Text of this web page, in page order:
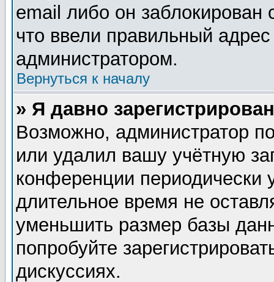
email либо он
что ввели правильный
администратором.
Вернуться к началу
» Я давно
Возможно, администратор
или удалил вашу учётную
конференции периодически
длительное время не
уменьшить размер базы
попробуйте
дискуссиях.